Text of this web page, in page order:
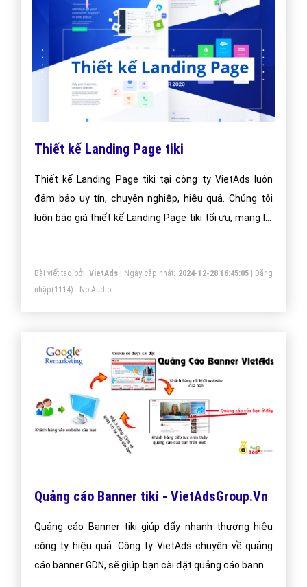
Thiết kế Landing Page tiki
Thiết kế Landing Page tiki tại công ty VietAds luôn
đảm bảo uy tín, chuyên nghiệp, hiệu quả. Chúng tôi
luôn báo giá thiết kế Landing Page tiki tối ưu, mang lại
Bài viết tạo bởi: VietAds| Ngày cập nhật: 2024-12-28 16:45:05|Đăng
nhập(1114) - No Audio
Quảng cáo Banner tiki - VietAdsGroup.Vn
Quảng cáo Banner tiki giúp đẩy nhanh thương hiệu
công ty hiệu quả. Công ty VietAds chuyên về quảng
cáo banner GDN, sẽ giúp bạn cài đặt quảng cáo banner